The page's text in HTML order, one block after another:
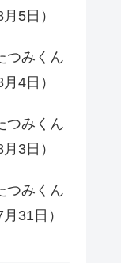
5日）
つみくん
4日）
つみくん
3日）
つみくん
31日）